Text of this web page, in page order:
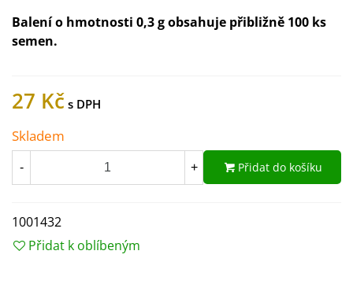
Balení o hmotnosti 0,3 g obsahuje přibližně 100 ks
semen.
27 Kč
Skladem
- + Přidat do košíku
1001432
Přidat k oblíbeným